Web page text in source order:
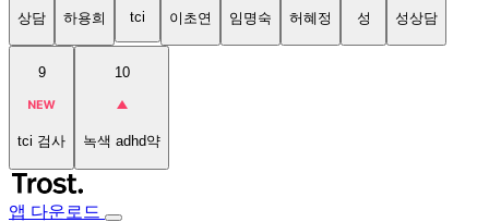
상담 하용희 tci 이초연 임명숙 허혜정 성 성상담
9
tci 검사
10
녹색 adhd약
앱 다운로드